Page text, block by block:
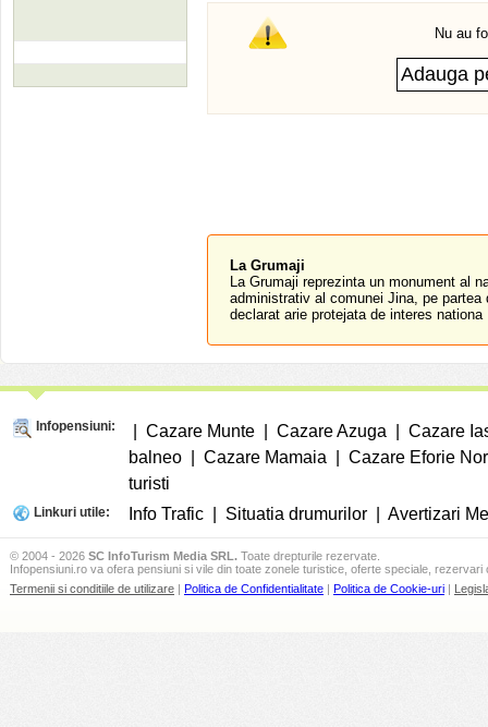
Nu au
La Grumaji
La Grumaji reprezinta un monument al
administrativ al comunei Jina, pe partea
declarat arie protejata de interes nationa
Infopensiuni: Cazare Munte Cazare Azuga
Cazare
balneo
Cazare Mamaia
Cazare Eforie
turisti
Linkuri utile: Info Trafic Situatia drumurilor Avertizari
© 2004 - 2026 SC InfoTurism Media SRL. Toate drepturile rezervate.
Infopensiuni.ro va ofera pensiuni si vile din toate zonele turistice, oferte speciale, rezervari
Termenii si conditiile de utilizare
Politica de Confidentialitate Politica de Cookie-uri